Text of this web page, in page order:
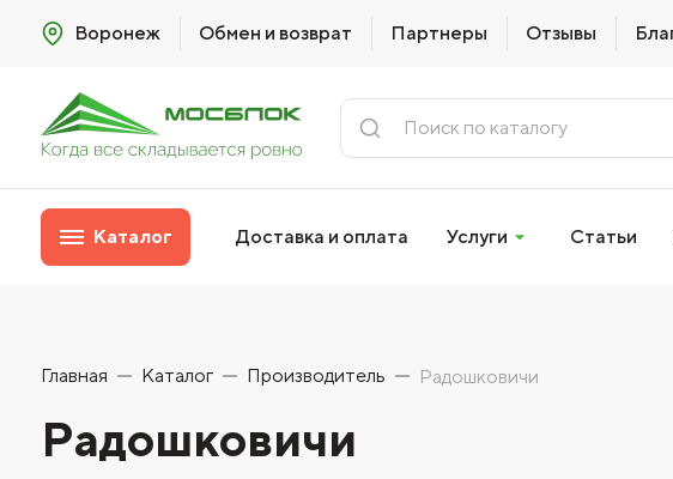
Воронеж Обмен и возврат Партнеры Отзывы
Каталог Доставка и оплата Услуги Статьи
Главная Каталог Производитель Радошковичи
Радошковичи